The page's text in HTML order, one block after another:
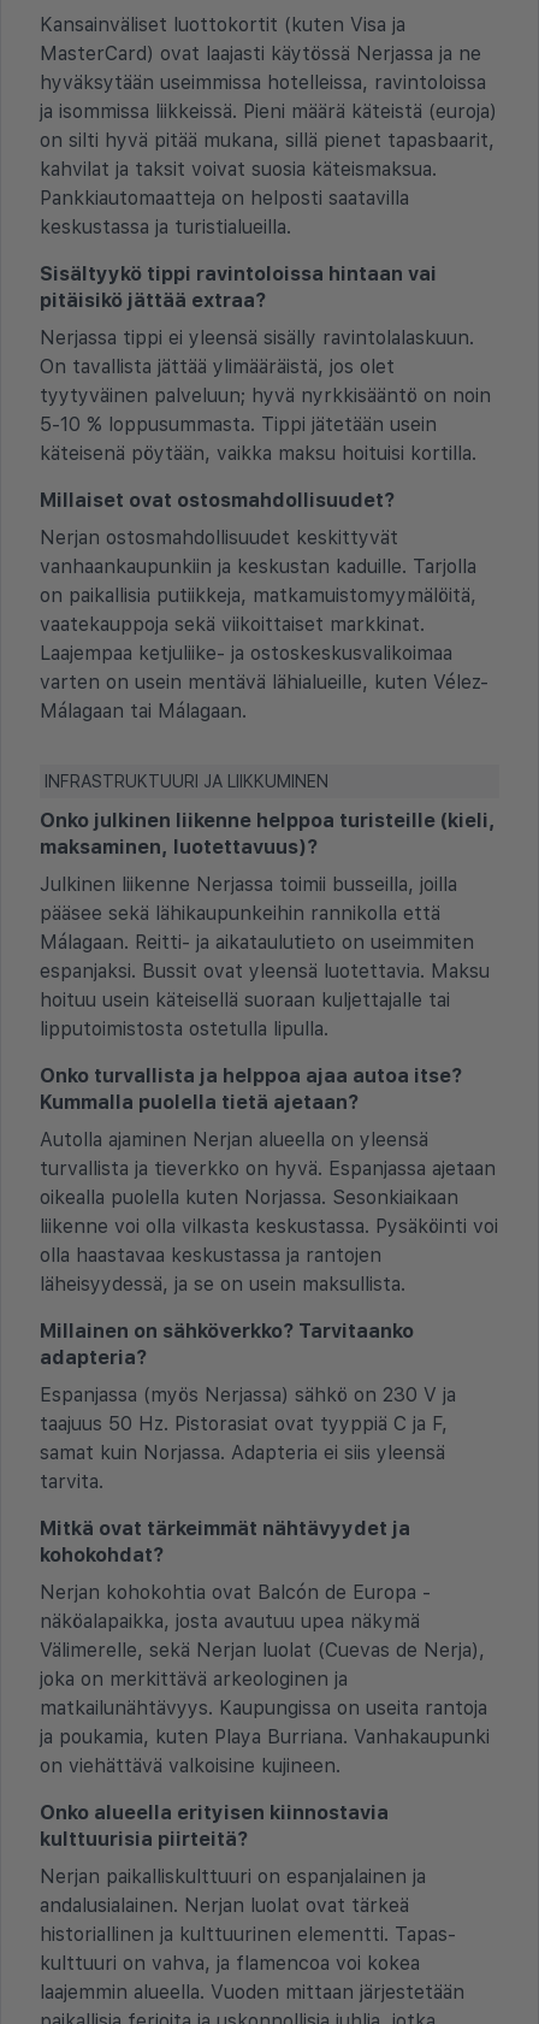
Kansainväliset luottokortit (kuten Visa ja
MasterCard) ovat laajasti käytössä Nerjassa ja ne
hyväksytään useimmissa hotelleissa, ravintoloissa
ja isommissa liikkeissä. Pieni määrä käteistä (euroja)
on silti hyvä pitää mukana, sillä pienet tapasbaarit,
kahvilat ja taksit voivat suosia käteismaksua.
Pankkiautomaatteja on helposti saatavilla
keskustassa ja turistialueilla.
Sisältyykö tippi ravintoloissa hintaan vai
pitäisikö jättää extraa?
Nerjassa tippi ei yleensä sisälly ravintolalaskuun.
On tavallista jättää ylimääräistä, jos olet
tyytyväinen palveluun; hyvä nyrkkisääntö on noin
5-10 % loppusummasta. Tippi jätetään usein
käteisenä pöytään, vaikka maksu hoituisi kortilla.
Millaiset ovat ostosmahdollisuudet?
Nerjan ostosmahdollisuudet keskittyvät
vanhaankaupunkiin ja keskustan kaduille. Tarjolla
on paikallisia putiikkeja, matkamuistomyymälöitä,
vaatekauppoja sekä viikoittaiset markkinat.
Laajempaa ketjuliike- ja ostoskeskusvalikoimaa
varten on usein mentävä lähialueille, kuten Vélez-
Málagaan tai Málagaan.
INFRASTRUKTUURI JA LIIKKUMINEN
Onko julkinen liikenne helppoa turisteille (kieli,
maksaminen, luotettavuus)?
Julkinen liikenne Nerjassa toimii busseilla, joilla
pääsee sekä lähikaupunkeihin rannikolla että
Málagaan. Reitti- ja aikataulutieto on useimmiten
espanjaksi. Bussit ovat yleensä luotettavia. Maksu
hoituu usein käteisellä suoraan kuljettajalle tai
lipputoimistosta ostetulla lipulla.
Onko turvallista ja helppoa ajaa autoa itse?
Kummalla puolella tietä ajetaan?
Autolla ajaminen Nerjan alueella on yleensä
turvallista ja tieverkko on hyvä. Espanjassa ajetaan
oikealla puolella kuten Norjassa. Sesonkiaikaan
liikenne voi olla vilkasta keskustassa. Pysäköinti voi
olla haastavaa keskustassa ja rantojen
läheisyydessä, ja se on usein maksullista.
Millainen on sähköverkko? Tarvitaanko
adapteria?
Espanjassa (myös Nerjassa) sähkö on 230 V ja
taajuus 50 Hz. Pistorasiat ovat tyyppiä C ja F,
samat kuin Norjassa. Adapteria ei siis yleensä
tarvita.
Mitkä ovat tärkeimmät nähtävyydet ja
kohokohdat?
Nerjan kohokohtia ovat Balcón de Europa -
näköalapaikka, josta avautuu upea näkymä
Välimerelle, sekä Nerjan luolat (Cuevas de Nerja),
joka on merkittävä arkeologinen ja
matkailunähtävyys. Kaupungissa on useita rantoja
ja poukamia, kuten Playa Burriana. Vanhakaupunki
on viehättävä valkoisine kujineen.
Onko alueella erityisen kiinnostavia
kulttuurisia piirteitä?
Nerjan paikalliskulttuuri on espanjalainen ja
andalusialainen. Nerjan luolat ovat tärkeä
historiallinen ja kulttuurinen elementti. Tapas-
kulttuuri on vahva, ja flamencoa voi kokea
laajemmin alueella. Vuoden mittaan järjestetään